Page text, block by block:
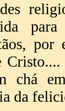
para
por
chá
da